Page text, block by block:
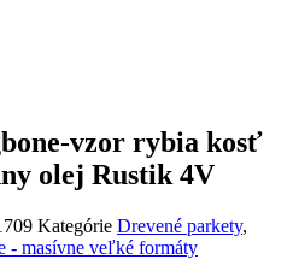
vzor rybia kosť
olej Rustik 4V
Kategórie Drevené parkety,
- masívne veľké formáty